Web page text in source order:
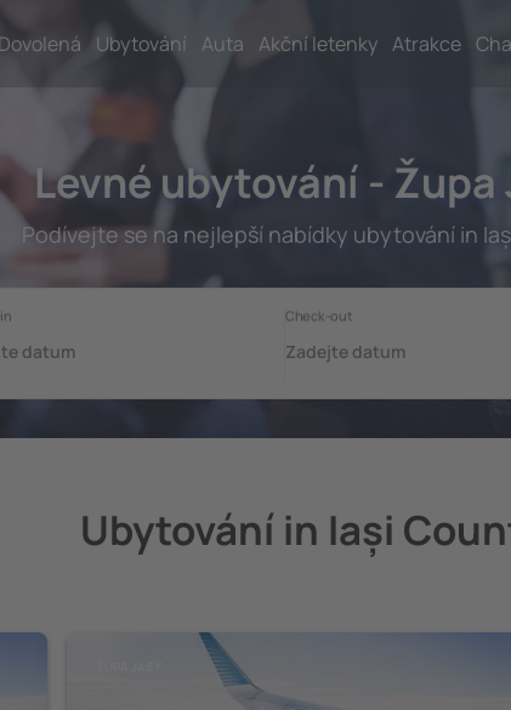
Dovolená Ubytování Auta Akční letenky Atrakce
Levné ubytování - Župa
Podívejte se na nejlepší nabídky ubytování in
Ubytování in Iași